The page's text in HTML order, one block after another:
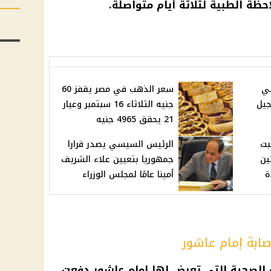
الطبية لثلاثة أيام متواصلة.
سعر الذهب في مصر يقفز 60
جنيه الثلاثاء 16 سبتمبر وعيار
21 يحقق 4965 جنيه
الرئيس السيسي يصدر قرارا
جمهوريا بتعيين علاء الشريف
أمينا عامًا لمجلس الوزراء
إمام عاشور